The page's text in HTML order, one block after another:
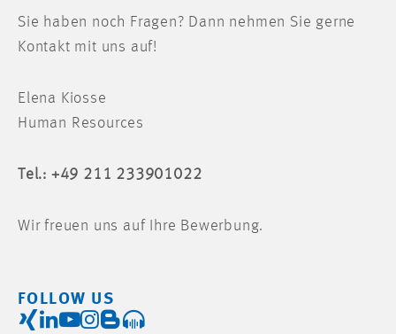
Sie haben noch Fragen? Dann nehmen Sie gerne
Kontakt mit uns auf!
Elena Kiosse
Human Resources
Tel.: +49 211 233901022
Wir freuen uns auf Ihre Bewerbung.
FOLLOW US